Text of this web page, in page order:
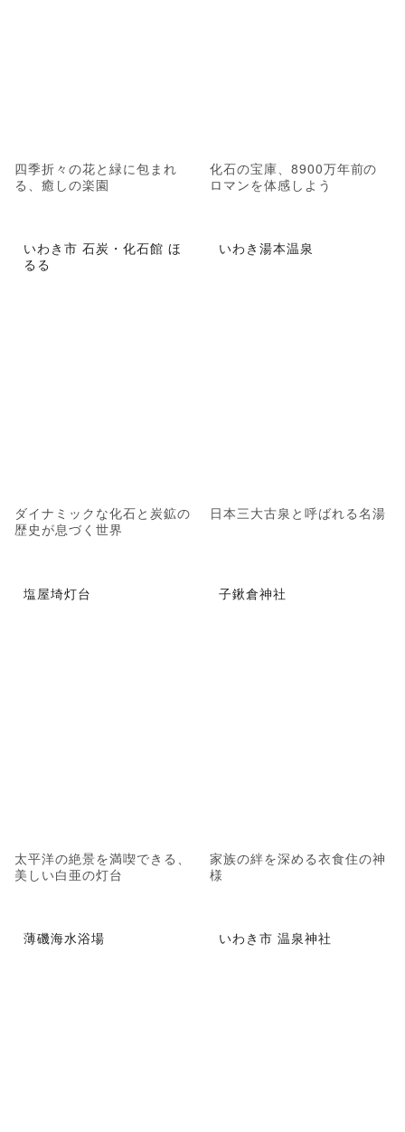
四季折々の花と緑に包まれ
る、癒しの楽園
化石の宝庫、8900万年前の
ロマンを体感しよう
いわき市 石炭・化石館 ほ
るる
ダイナミックな化石と炭鉱の
歴史が息づく世界
いわき湯本温泉
日本三大古泉と呼ばれる名湯
塩屋埼灯台
太平洋の絶景を満喫できる、
美しい白亜の灯台
子鍬倉神社
家族の絆を深める衣食住の神
様
薄磯海水浴場 いわき市 温泉神社